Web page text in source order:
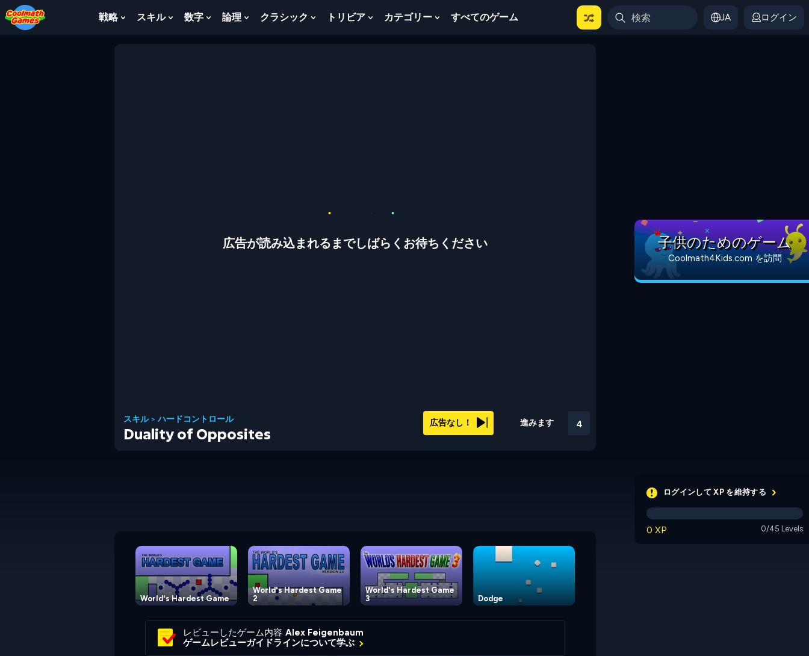
Skip
to
Top
Skip
to
Navigation
Skip
to
Main
Skip
to
Footer
戦略 Showスキル Show
数字 Show
論理 Showクラシック
Showトリビア Showカテゴリー Showすべてのゲーム JA ログイン
広告が読み込まれるまでしばらくお待ちください
進みます 3
広告なし！
スキル>ハードコントロール
Duality of Opposites
World's Hardest Game
World's Hardest Game
2
World's Hardest Game
3
Dodge
Starkid's Obstacle
レビューしたゲーム内容 Alex Feigenbaum
ゲームレビューガイドラインについて学ぶ
子供のためのゲーム
Coolmath4Kids.com を訪問
ログインして XP を維持する
0 XP 0/45 Levels